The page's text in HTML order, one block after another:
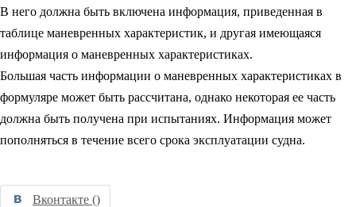
В него должна быть включена информация, приведенная в
таблице маневренных характеристик, и другая имеющаяся
информация о маневренных характеристиках.
Большая часть информации о маневренных характеристиках в
формуляре может быть рассчитана, однако некоторая ее часть
должна быть получена при испытаниях. Информация может
пополняться в течение всего срока эксплуатации судна.
Вконтакте ()